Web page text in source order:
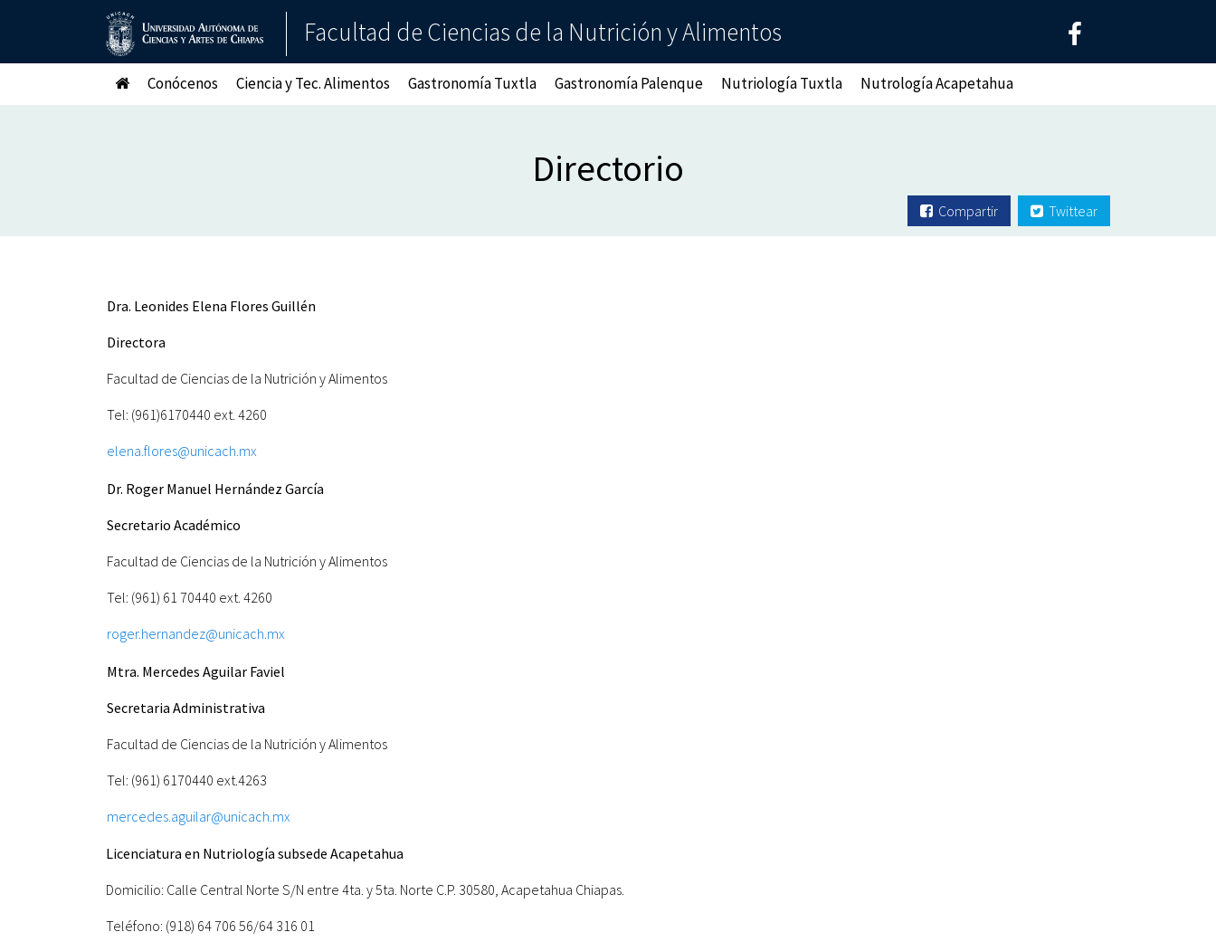
Facultad de Ciencias de la Nutrición y Alimentos
Conócenos Ciencia y Tec. Alimentos Gastronomía Tuxtla Gastronomía Palenque Nutriología Tuxtla Nutrología Acapetahua
Directorio
Compartir Twittear
Dra. Leonides Elena Flores Guillén
Directora
Facultad de Ciencias de la Nutrición y Alimentos
Tel: (961)6170440 ext. 4260
elena.flores@unicach.mx
Dr. Roger Manuel Hernández García
Secretario Académico
Facultad de Ciencias de la Nutrición y Alimentos
Tel: (961) 61 70440 ext. 4260
roger.hernandez@unicach.mx
Mtra. Mercedes Aguilar Faviel
Secretaria Administrativa
Facultad de Ciencias de la Nutrición y Alimentos
Tel: (961) 6170440 ext.4263
mercedes.aguilar@unicach.mx
Licenciatura en Nutriología subsede Acapetahua
Domicilio: Calle Central Norte S/N entre 4ta. y 5ta. Norte C.P. 30580, Acapetahua Chiapas.
Teléfono: (918) 64 706 56/64 316 01